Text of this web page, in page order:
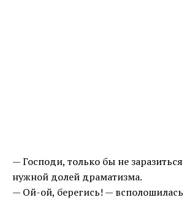
— Господи, только бы не
нужной долей драматизма.
— Ой-ой, берегись! —